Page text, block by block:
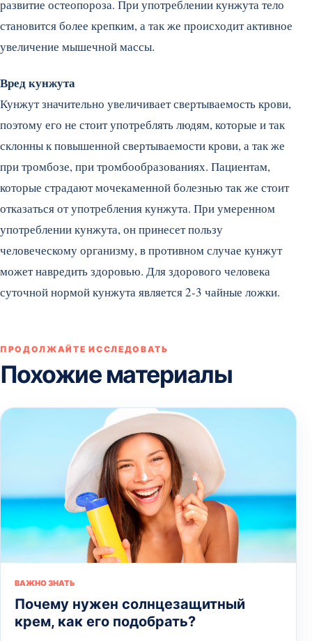
развитие остеопороза. При употреблении кунжута тело
становится более крепким, а так же происходит активное
увеличение мышечной массы.
Вред кунжута
Кунжут значительно увеличивает свертываемость крови,
поэтому его не стоит употреблять людям, которые и так
склонны к повышенной свертываемости крови, а так же
при тромбозе, при тромбообразованиях. Пациентам,
которые страдают мочекаменной болезнью так же стоит
отказаться от употребления кунжута. При умеренном
употреблении кунжута, он принесет пользу
человеческому организму, в противном случае кунжут
может навредить здоровью. Для здорового человека
суточной нормой кунжута является 2-3 чайные ложки.
ПРОДОЛЖАЙТЕ ИССЛЕДОВАТЬ
Похожие материалы
ВАЖНО ЗНАТЬ
Почему нужен солнцезащитный
крем, как его подобрать?